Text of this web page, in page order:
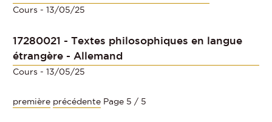
Cours - 13/05/25
17280021 - Textes philosophiques en langue
étrangère - Allemand
Cours - 13/05/25
première précédente Page 5 / 5